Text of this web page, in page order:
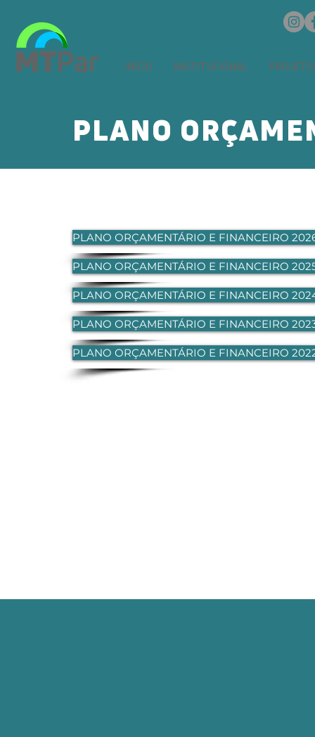
INÍCIO INSTITUCIONAL
PLANO
PLANO ORÇAMENTÁRIO E FINANCEIRO
PLANO ORÇAMENTÁRIO E FINANCEIRO
PLANO ORÇAMENTÁRIO E FINANCEIRO
PLANO ORÇAMENTÁRIO E FINANCEIRO
PLANO ORÇAMENTÁRIO E FINANCEIRO